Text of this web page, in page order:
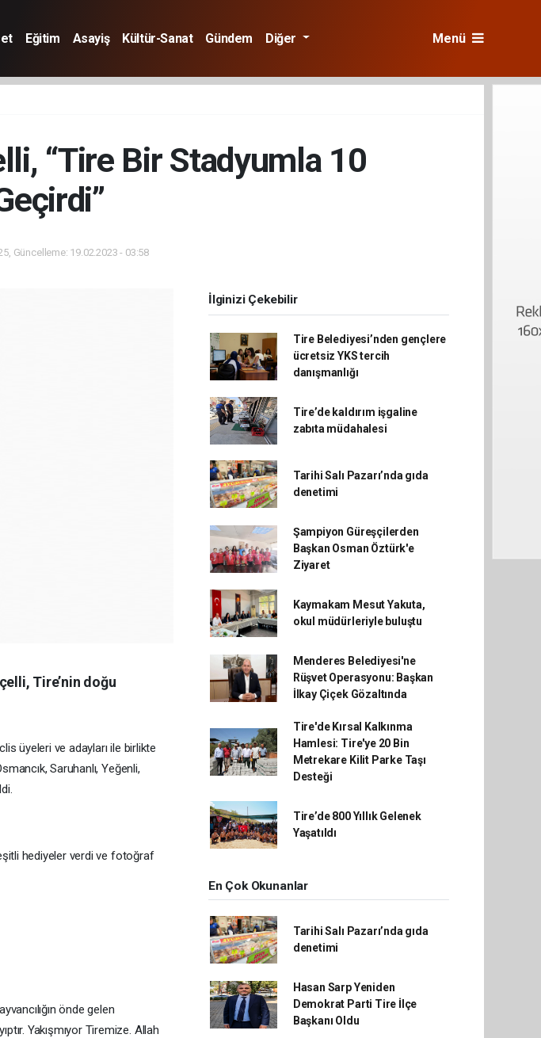
Eğitim Asayiş Kültür-Sanat Gündem Diğer Menü
“Tire Bir Stadyumla 10
Güncelleme: 19.02.2023 - 03:58
Tire’nin doğu
üyeleri ve adayları ile birlikte
Saruhanlı, Yeğenli,
hediyeler verdi ve fotoğraf
önde gelen
Yakışmıyor Tiremize. Allah
İlginizi Çekebilir
Tire Belediyesi’nden gençlere
ücretsiz YKS tercih
danışmanlığı
Tire’de kaldırım işgaline
zabıta müdahalesi
Tarihi Salı Pazarı’nda gıda
denetimi
Şampiyon Güreşçilerden
Başkan Osman Öztürk'e
Ziyaret
Kaymakam Mesut Yakuta,
okul müdürleriyle buluştu
Menderes Belediyesi'ne
Rüşvet Operasyonu: Başkan
İlkay Çiçek Gözaltında
Tire'de Kırsal Kalkınma
Hamlesi: Tire'ye 20 Bin
Metrekare Kilit Parke Taşı
Desteği
Tire’de 800 Yıllık Gelenek
Yaşatıldı
En Çok Okunanlar
Tarihi Salı Pazarı’nda gıda
denetimi
Hasan Sarp Yeniden
Demokrat Parti Tire İlçe
Başkanı Oldu